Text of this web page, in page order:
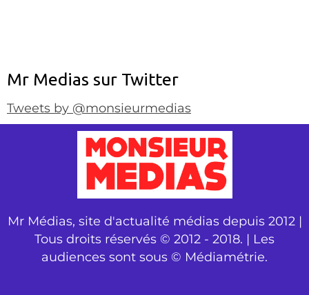
Mr Medias sur Twitter
Tweets by @monsieurmedias
Mr Médias, site d'actualité médias depuis 2012 |
Tous droits réservés © 2012 - 2018. | Les
audiences sont sous © Médiamétrie.